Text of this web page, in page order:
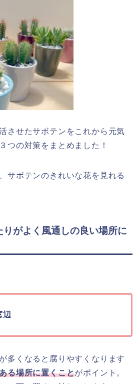
させたサボテンをこれから元気
つの対策をまとめました！
サボテンのきれいな花を見れる
がよく風通しの良い場所に
辺
多くなると腐りやすくなります
る場所に置くことがポイント。